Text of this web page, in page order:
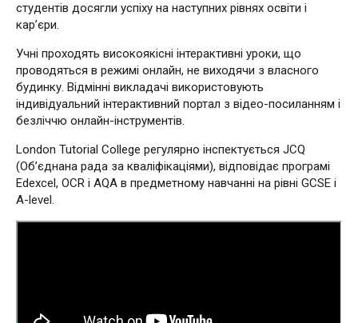
студентів досягли успіху на наступних рівнях освіти і
кар’єри.
Учні проходять високоякісні інтерактивні уроки, що
проводяться в режимі онлайн, не виходячи з власного
будинку. Відмінні викладачі використовують
індивідуальний інтерактивний портал з відео-посиланням і
безліччю онлайн-інструментів.
London Tutorial College регулярно інспектується JCQ
(Об’єднана рада за кваліфікаціями), відповідає програмі
Edexcel, OCR і AQA в предметному навчанні на рівні GCSE і
A-level.